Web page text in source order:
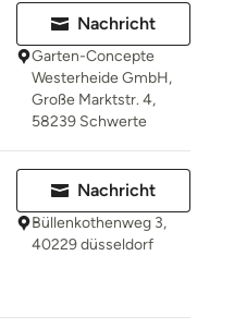
Nachricht
Garten-Concepte
Westerheide GmbH,
Große Marktstr. 4,
58239 Schwerte
Nachricht
Büllenkothenweg 3,
40229 düsseldorf